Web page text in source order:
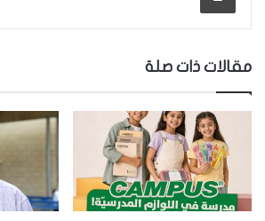
مقالات ذات صلة